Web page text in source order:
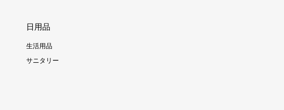
日用品
生活用品
サニタリー